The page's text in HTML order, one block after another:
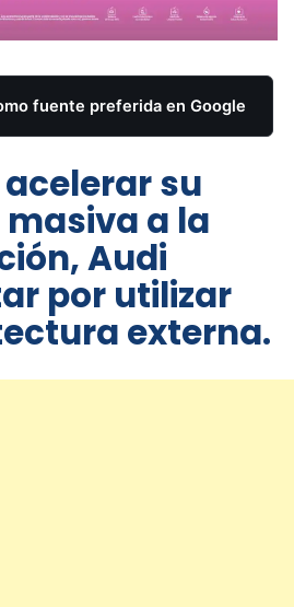
fuente preferida en Google
su
a la
Audi
por utilizar
externa.